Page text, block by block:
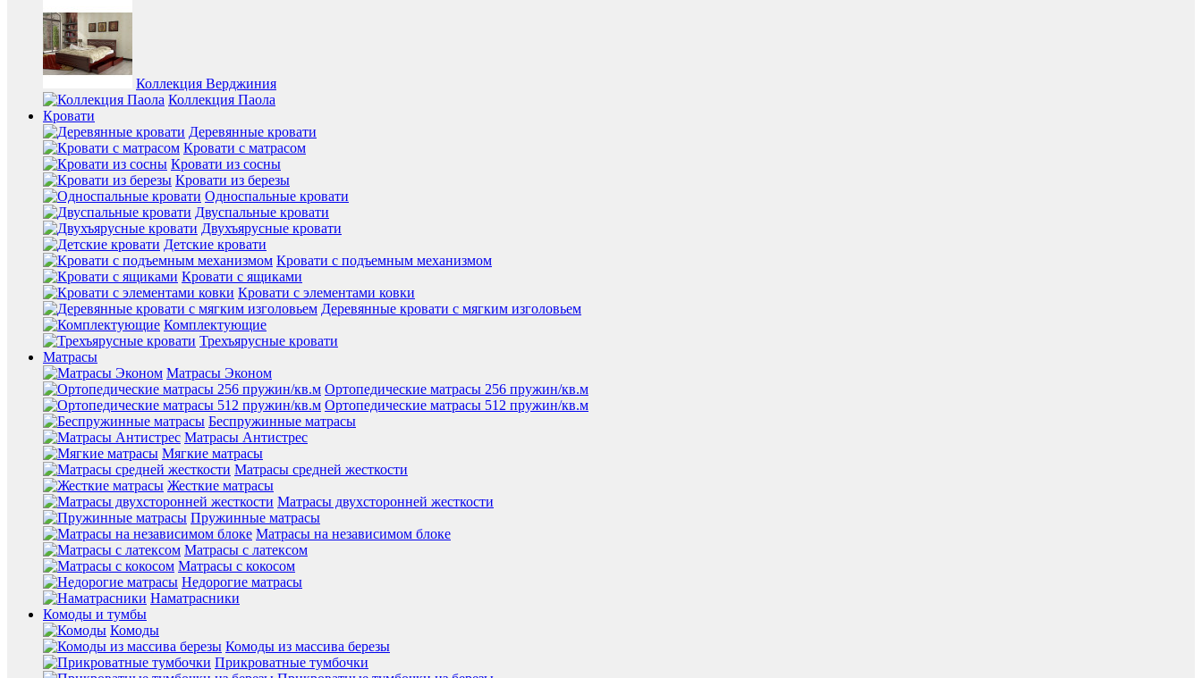
Коллекция Верджиния
Коллекция Паола
Кровати
Деревянные кровати
Кровати с матрасом
Кровати из сосны
Кровати из березы
Односпальные кровати
Двуспальные кровати
Двухъярусные кровати
Детские кровати
Кровати с подъемным механизмом
Кровати с ящиками
Кровати с элементами ковки
Деревянные кровати с мягким изголовьем
Комплектующие
Трехъярусные кровати
Матрасы
Матрасы Эконом
Ортопедические матрасы 256 пружин/кв.м
Ортопедические матрасы 512 пружин/кв.м
Беспружинные матрасы
Матрасы Антистрес
Мягкие матрасы
Матрасы средней жесткости
Жесткие матрасы
Матрасы двухсторонней жесткости
Пружинные матрасы
Матрасы на независимом блоке
Матрасы с латексом
Матрасы с кокосом
Недорогие матрасы
Наматрасники
Комоды и тумбы
Комоды
Комоды из массива березы
Прикроватные тумбочки